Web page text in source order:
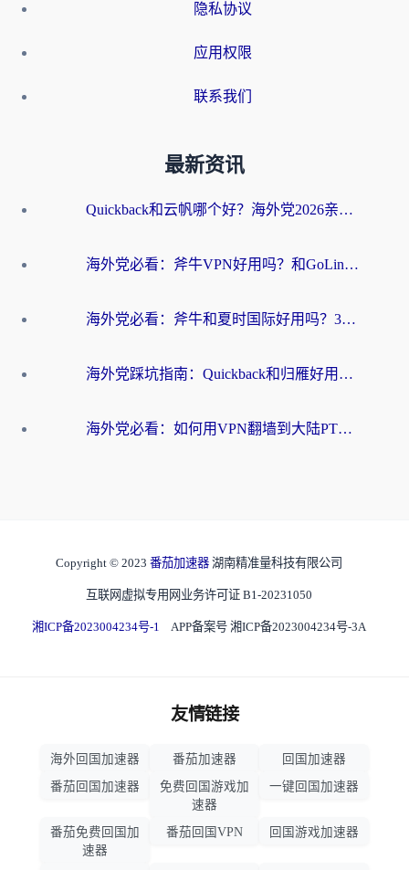
隐私协议
应用权限
联系我们
最新资讯
Quickback和云帆哪个好？海外党2026亲测指南：选对加速器大陆工具，无缝刷国内剧玩国服
海外党必看：斧牛VPN好用吗？和GoLinkVPN对比哪个回国效果更好？
海外党必看：斧牛和夏时国际好用吗？3步选对回国加速器，无缝刷国内资源
海外党踩坑指南：Quickback和归雁好用吗？选对加速器才能无缝刷国内资源
海外党必看：如何用VPN翻墙到大陆PTT？一篇解决你所有回国加速痛点
Copyright © 2023 番茄加速器 湖南精准量科技有限公司
互联网虚拟专用网业务许可证 B1-20231050
湘ICP备2023004234号-1 APP备案号 湘ICP备2023004234号-3A
友情链接
海外回国加速器 番茄加速器
回国加速器
番茄回国加速器
免费回国游戏加
速器
一键回国加速器
番茄免费回国加
速器
番茄回国VPN 回国游戏加速器